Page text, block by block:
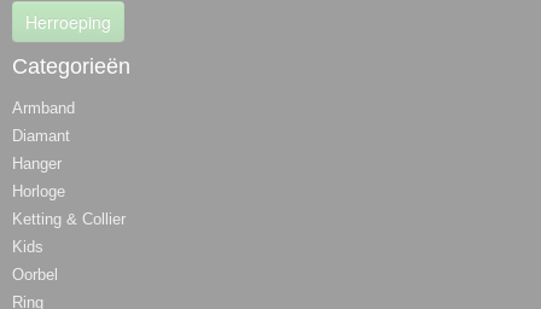
Herroeping
Categorieën
Armband
Diamant
Hanger
Horloge
Ketting & Collier
Kids
Oorbel
Ring